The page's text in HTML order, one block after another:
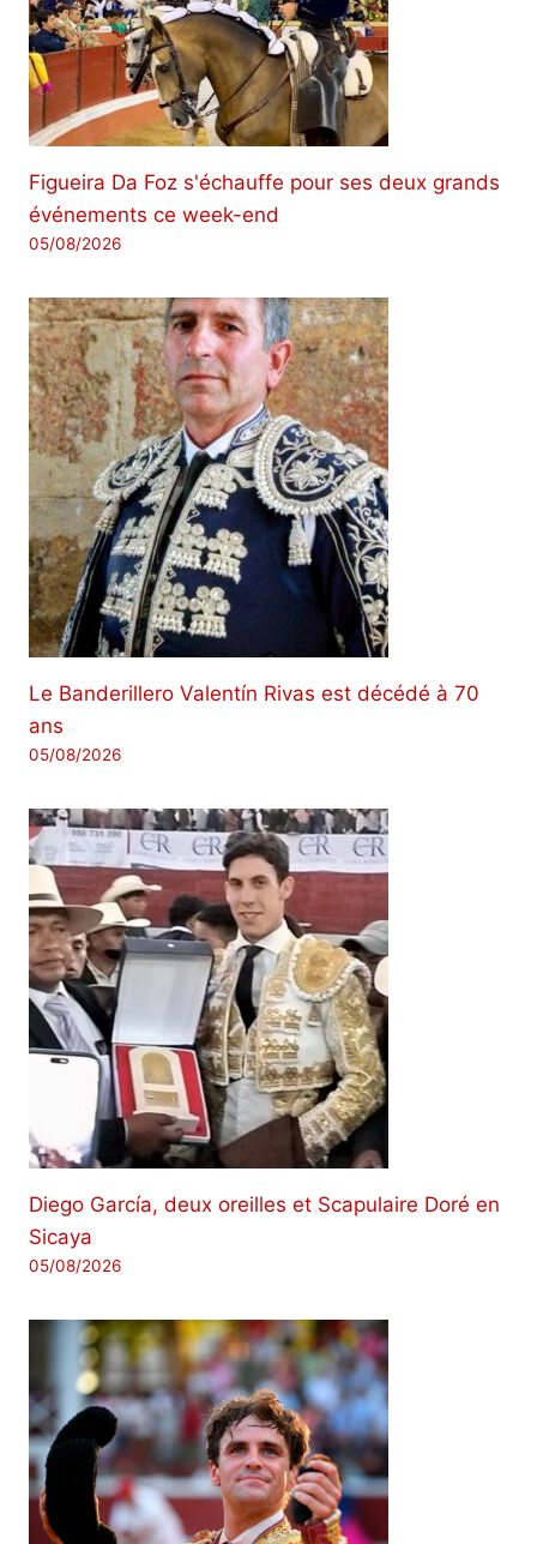
Figueira Da Foz s'échauffe pour ses deux grands
événements ce week-end
05/08/2026
Le Banderillero Valentín Rivas est décédé à 70
ans
05/08/2026
Diego García, deux oreilles et Scapulaire Doré en
Sicaya
05/08/2026